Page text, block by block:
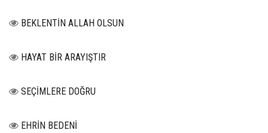
BEKLENTİN ALLAH OLSUN
HAYAT BİR ARAYIŞTIR
SEÇİMLERE DOĞRU
EHRİN BEDENİ